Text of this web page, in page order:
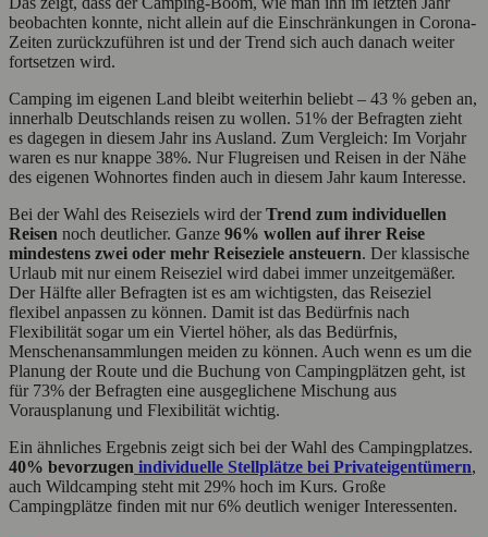
beobachten konnte, nicht allein auf die Einschränkungen in Corona-
Zeiten zurückzuführen ist und der Trend sich auch danach weiter
fortsetzen wird.
Camping im eigenen Land bleibt weiterhin beliebt – 43 % geben an,
innerhalb Deutschlands reisen zu wollen. 51% der Befragten zieht
es dagegen in diesem Jahr ins Ausland. Zum Vergleich: Im Vorjahr
waren es nur knappe 38%. Nur Flugreisen und Reisen in der Nähe
des eigenen Wohnortes finden auch in diesem Jahr kaum Interesse.
Bei der Wahl des Reiseziels wird der Trend zum individuellen
Reisen noch deutlicher. Ganze 96% wollen auf ihrer Reise
mindestens zwei oder mehr Reiseziele ansteuern. Der klassische
Urlaub mit nur einem Reiseziel wird dabei immer unzeitgemäßer.
Der Hälfte aller Befragten ist es am wichtigsten, das Reiseziel
flexibel anpassen zu können. Damit ist das Bedürfnis nach
Flexibilität sogar um ein Viertel höher, als das Bedürfnis,
Menschenansammlungen meiden zu können. Auch wenn es um die
Planung der Route und die Buchung von Campingplätzen geht, ist
für 73% der Befragten eine ausgeglichene Mischung aus
Vorausplanung und Flexibilität wichtig.
Ein ähnliches Ergebnis zeigt sich bei der Wahl des Campingplatzes.
40% bevorzugen individuelle Stellplätze bei Privateigentümern,
auch Wildcamping steht mit 29% hoch im Kurs. Große
Campingplätze finden mit nur 6% deutlich weniger Interessenten.